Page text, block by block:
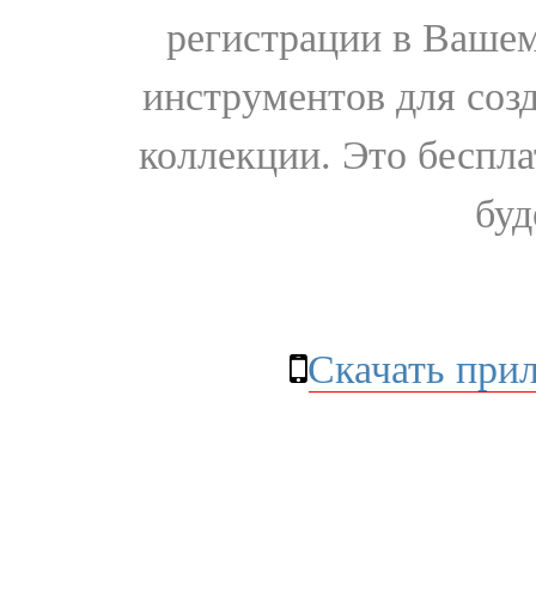
регистрации в
инструментов для
коллекции. Это
Скачать